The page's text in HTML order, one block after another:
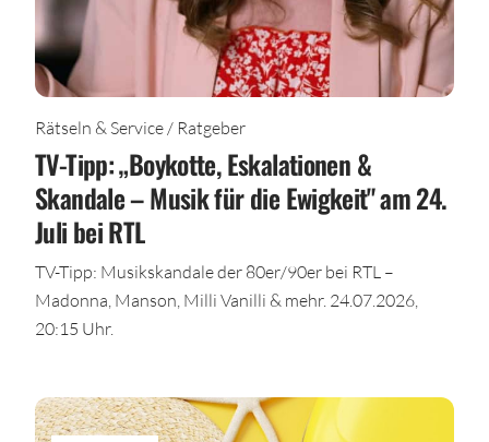
Rätseln & Service / Ratgeber
TV-Tipp: „Boykotte, Eskalationen &
Skandale – Musik für die Ewigkeit" am 24.
Juli bei RTL
TV-Tipp: Musikskandale der 80er/90er bei RTL –
Madonna, Manson, Milli Vanilli & mehr. 24.07.2026,
20:15 Uhr.